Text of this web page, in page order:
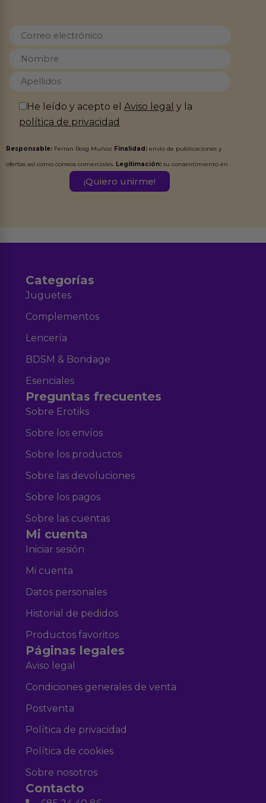
He leído y acepto elAviso legal y la
política de privacidad
Responsable: Ferran Roig Muñoz Finalidad: envío de publicaciones y
ofertas así como correos comerciales. Legitimación: su consentimiento en
Destinatarios:Ferran Roig Muñoz. Podrás ejercer tus
Categorías
Juguetes
Complementos
Lencería
BDSM & Bondage
Esenciales
Preguntas frecuentes
Sobre Erotiks
Sobre los envíos
Sobre los productos
Sobre las devoluciones
Sobre los pagos
Sobre las cuentas
Mi cuenta
Iniciar sesión
Mi cuenta
Datos personales
Historial de pedidos
Productos favoritos
Páginas legales
Aviso legal
Condiciones generales de venta
Postventa
Política de privacidad
Política de cookies
Sobre nosotros
Contacto